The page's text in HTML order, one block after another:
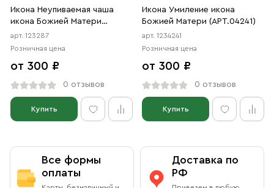
Икона Неупиваемая чаша
икона Божией Матери
(АРТ.00287)
арт. 123287
Розничная цена
от 300 ₽
0 отзывов
Купить
Икона Умиление икона
Божией Матери (АРТ.04241)
арт. 1234241
Розничная цена
от 300 ₽
0 отзывов
Купить
Все формы
оплаты
Доставка по
РФ